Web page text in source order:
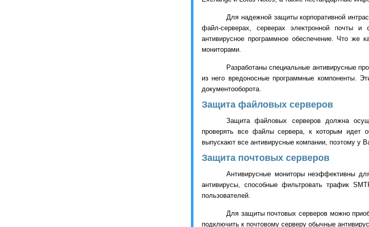
Для надежной защиты корпоративной
файл-серверах, серверах электронной почты и
антивирусное программное обеспечение. Что же
мониторами.
Разработаны специальные антивирусные
из него вредоносные программные компоненты.
документооборота.
Защита файловых серверов
Защита файловых серверов должна
проверять все файлы сервера, к которым идет
выпускают все антивирусные компании, поэтому у
Защита почтовых серверов
Антивирусные мониторы неэффективны
антивирусы, способные фильтровать трафик
пользователей.
Для защиты почтовых серверов можно
подключить к почтовому серверу обычные